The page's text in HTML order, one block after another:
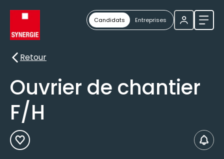
Candidats Entreprises
Retour
Retour
Ouvrier de chantier
F/H
Ajouter aux Favoris